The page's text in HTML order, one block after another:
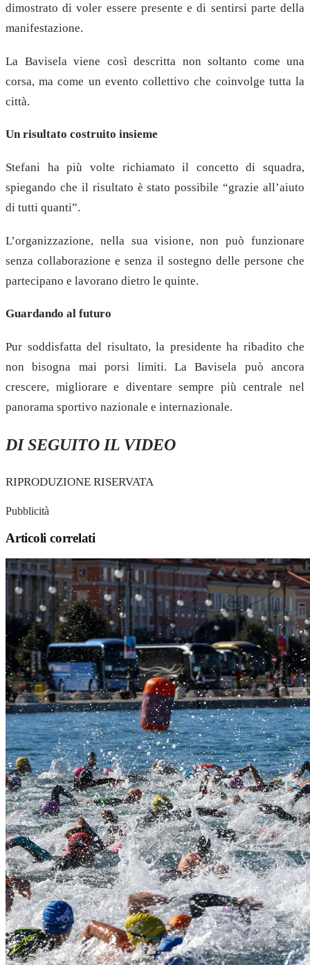
dimostrato di voler essere presente e di sentirsi parte della
manifestazione.
La Bavisela viene così descritta non soltanto come una
corsa, ma come un evento collettivo che coinvolge tutta la
città.
Un risultato costruito insieme
Stefani ha più volte richiamato il concetto di squadra,
spiegando che il risultato è stato possibile “grazie all’aiuto
di tutti quanti”.
L’organizzazione, nella sua visione, non può funzionare
senza collaborazione e senza il sostegno delle persone che
partecipano e lavorano dietro le quinte.
Guardando al futuro
Pur soddisfatta del risultato, la presidente ha ribadito che
non bisogna mai porsi limiti. La Bavisela può ancora
crescere, migliorare e diventare sempre più centrale nel
panorama sportivo nazionale e internazionale.
DI SEGUITO IL VIDEO
RIPRODUZIONE RISERVATA
Pubblicità
Articoli correlati